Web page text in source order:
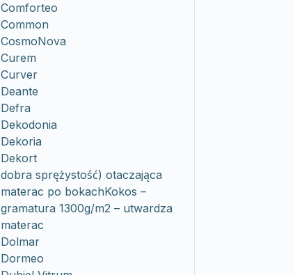
Comforteo
Common
CosmoNova
Curem
Curver
Deante
Defra
Dekodonia
Dekoria
Dekort
dobra sprężystość) otaczająca
materac po bokachKokos –
gramatura 1300g/m2 – utwardza
materac
Dolmar
Dormeo